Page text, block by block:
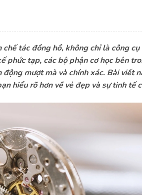
tác đồng hồ, không chỉ là công
tạp, các bộ phận cơ học bên
mượt mà và chính xác. Bài viết
hiểu rõ hơn về vẻ đẹp và sự tinh tế